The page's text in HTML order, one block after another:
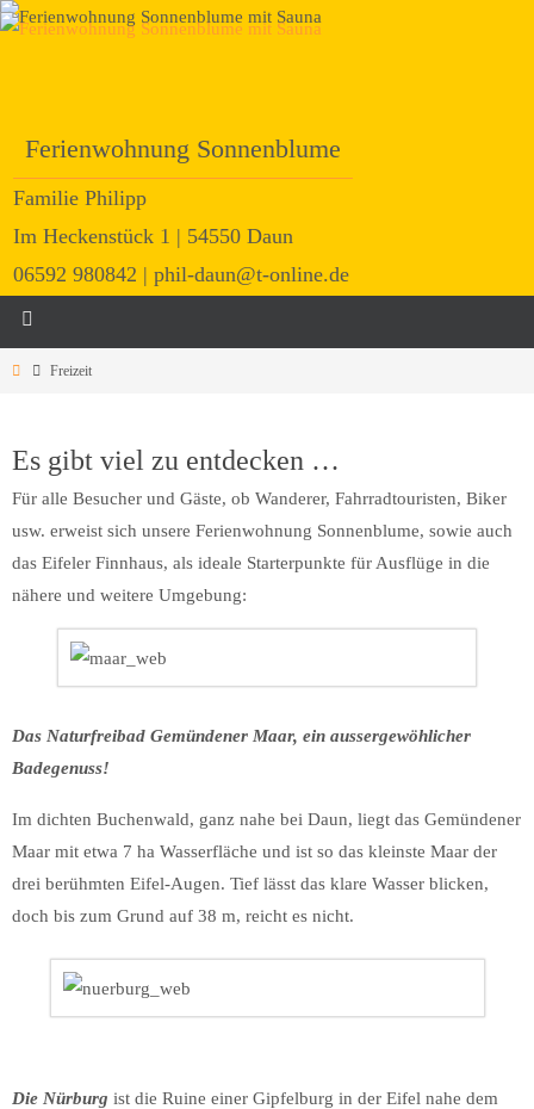
Ferienwohnung Sonnenblume
Familie Philipp
Im Heckenstück 1 | 54550 Daun
06592 980842 | phil-daun@t-online.de
Freizeit
Es gibt viel zu entdecken …
Für alle Besucher und Gäste, ob Wanderer, Fahrradtouristen, Biker
usw. erweist sich unsere Ferienwohnung Sonnenblume, sowie auch
das Eifeler Finnhaus, als ideale Starterpunkte für Ausflüge in die
nähere und weitere Umgebung:
Das Naturfreibad Gemündener Maar, ein aussergewöhlicher
Badegenuss!
Im dichten Buchenwald, ganz nahe bei Daun, liegt das Gemündener
Maar mit etwa 7 ha Wasserfläche und ist so das kleinste Maar der
drei berühmten Eifel-Augen. Tief lässt das klare Wasser blicken,
doch bis zum Grund auf 38 m, reicht es nicht.
Die Nürburg ist die Ruine einer Gipfelburg in der Eifel nahe dem